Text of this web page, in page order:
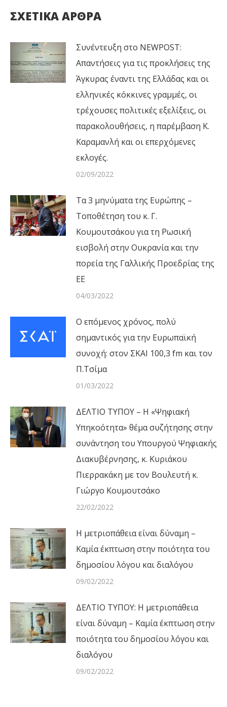
ΣΧΕΤΙΚΑ ΑΡΘΡΑ
Συνέντευξη στο NEWPOST:
Απαντήσεις για τις προκλήσεις της
Άγκυρας έναντι της Ελλάδας και οι
ελληνικές κόκκινες γραμμές, οι
τρέχουσες πολιτικές εξελίξεις, οι
παρακολουθήσεις, η παρέμβαση Κ.
Καραμανλή και οι επερχόμενες
εκλογές.
02/09/2022
Τα 3 μηνύματα της Ευρώπης –
Τοποθέτηση του κ. Γ.
Κουμουτσάκου για τη Ρωσική
εισβολή στην Ουκρανία και την
πορεία της Γαλλικής Προεδρίας της
ΕΕ
04/03/2022
Ο επόμενος χρόνος, πολύ
σημαντικός για την Ευρωπαϊκή
συνοχή: στον ΣΚΑΙ 100,3 fm και τον
Π.Τσίμα
01/03/2022
ΔΕΛΤΙΟ ΤΥΠΟΥ – Η «Ψηφιακή
Υπηκοότητα» θέμα συζήτησης στην
συνάντηση του Υπουργού Ψηφιακής
Διακυβέρνησης, κ. Κυριάκου
Πιερρακάκη με τον Βουλευτή κ.
Γιώργο Κουμουτσάκο
22/02/2022
Η μετριοπάθεια είναι δύναμη –
Καμία έκπτωση στην ποιότητα του
δημοσίου λόγου και διαλόγου
09/02/2022
ΔΕΛΤΙΟ ΤΥΠΟΥ: Η μετριοπάθεια
είναι δύναμη – Καμία έκπτωση στην
ποιότητα του δημοσίου λόγου και
διαλόγου
09/02/2022